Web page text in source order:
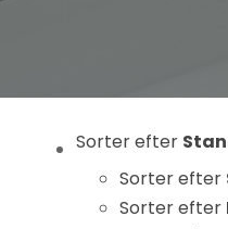
Sorter efter
Sorter efter
Sorter efter
bruges.